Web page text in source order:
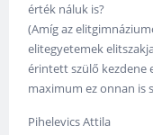
érték náluk is?
(Amíg az
elitegyetemek
érintett szülő kezdene
maximum ez onnan is
Pihelevics Attila